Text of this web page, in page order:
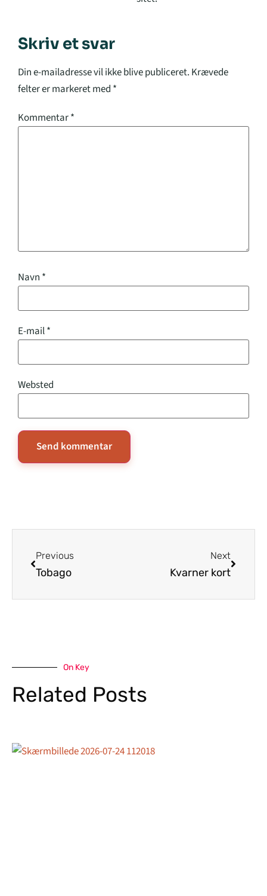
Skriv et svar
Din e-mailadresse vil ikke blive publiceret. Krævede
felter er markeret med *
Kommentar*
Navn *
E-mail*
Websted
Previous
Tobago
Next
Kvarner kort
On Key
Related Posts